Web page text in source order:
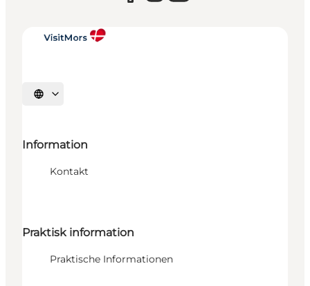
Sprache auswählen
Information
Kontakt
Praktisk information
Praktische Informationen